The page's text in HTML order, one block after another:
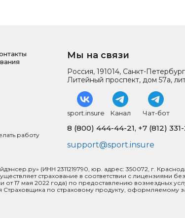
работу
Мы на связи
Россия, 191014, Санкт-
Литейный проспект, дом 57а,
sport.insure Канал Чат-бот
8 (800) 444-44-21, +7 (812)
support@sport.insure
(ИНН 2311219790, юр. адрес: 350072, г.
страхование в соответствии с лицензиями
17 мая 2022 года) по предоставлению возмездных
Страховщика по страховому продукту, оформляемому